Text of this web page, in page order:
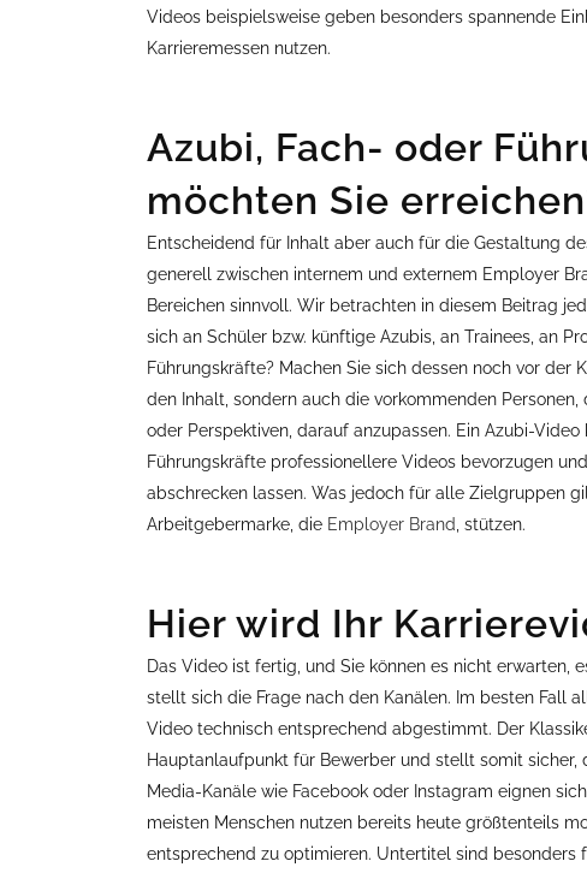
Videos beispielsweise geben besonders spannende
Karrieremessen nutzen.
Azubi, Fach- oder
möchten Sie
Entscheidend für Inhalt aber auch für die Gestaltung
generell zwischen internem und externem Employer
Bereichen sinnvoll. Wir betrachten in diesem Beitrag
sich an Schüler bzw. künftige Azubis, an Trainees, an
Führungskräfte? Machen Sie sich dessen noch vor der
den Inhalt, sondern auch die vorkommenden
oder Perspektiven, darauf anzupassen. Ein Azubi-
Führungskräfte professionellere Videos bevorzugen
abschrecken lassen. Was jedoch für alle Zielgruppen
Arbeitgebermarke, die Employer Brand , stützen.
Hier wird Ihr
Das Video ist fertig, und Sie können es nicht erwarten,
stellt sich die Frage nach den Kanälen. Im besten Fall
Video technisch entsprechend abgestimmt. Der
Hauptanlaufpunkt für Bewerber und stellt somit sicher,
Media-Kanäle wie Facebook oder Instagram eignen
meisten Menschen nutzen bereits heute größtenteils
entsprechend zu optimieren. Untertitel sind besonders